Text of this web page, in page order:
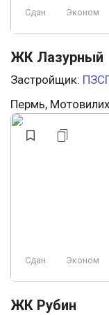
Сдан Эконом
ЖК Лазурный
Застройщик:
Пермь,
Сдан Эконом
ЖК Рубин